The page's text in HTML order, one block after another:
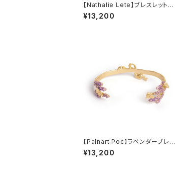
【Nathalie Lete】ブレスレット
MAYA
¥13,200
【Palnart Poc】ラベンダーブレス
レット
¥13,200